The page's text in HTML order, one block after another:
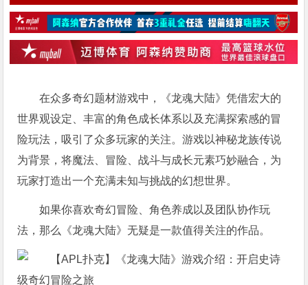
在众多奇幻题材游戏中，《龙魂大陆》凭借宏大的
世界观设定、丰富的角色成长体系以及充满探索感的冒
险玩法，吸引了众多玩家的关注。游戏以神秘龙族传说
为背景，将魔法、冒险、战斗与成长元素巧妙融合，为
玩家打造出一个充满未知与挑战的幻想世界。
如果你喜欢奇幻冒险、角色养成以及团队协作玩
法，那么《龙魂大陆》无疑是一款值得关注的作品。